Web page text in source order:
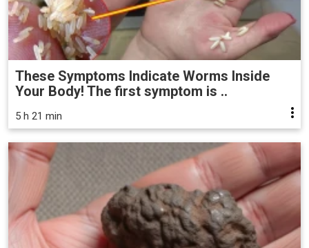
These Symptoms Indicate Worms Inside
Your Body! The first symptom is ..
5 h 21 min